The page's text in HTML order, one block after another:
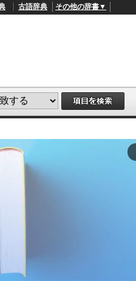
古語辞典 その他の辞書▼